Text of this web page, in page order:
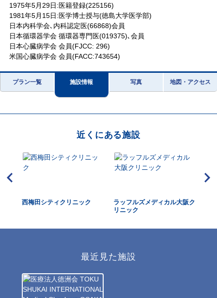
1975年5月29日:医籍登録(225156)
1981年5月15日:医学博士授与(徳島大学医学部)
日本内科学会､内科認定医(66868)会員
日本循環器学会 循環器専門医(019375)､会員
日本心臓病学会 会員(FJCC: 296)
米国心臓病学会 会員(FACC:743654)
プラン一覧 施設情報 写真 地図・アクセス
近くにある施設
西梅田シティクリニック
ラッフルズメディカル大阪ク
リニック
最近見た施設